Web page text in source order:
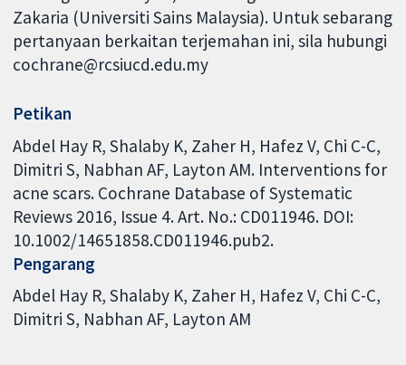
Zakaria (Universiti Sains Malaysia). Untuk sebarang
pertanyaan berkaitan terjemahan ini, sila hubungi
cochrane@rcsiucd.edu.my
Petikan
Abdel Hay R, Shalaby K, Zaher H, Hafez V, Chi C-C,
Dimitri S, Nabhan AF, Layton AM. Interventions for
acne scars. Cochrane Database of Systematic
Reviews 2016, Issue 4. Art. No.: CD011946. DOI:
10.1002/14651858.CD011946.pub2.
Pengarang
Abdel Hay R Shalaby K Zaher H Hafez V Chi C-C
Dimitri S Nabhan AF Layton AM